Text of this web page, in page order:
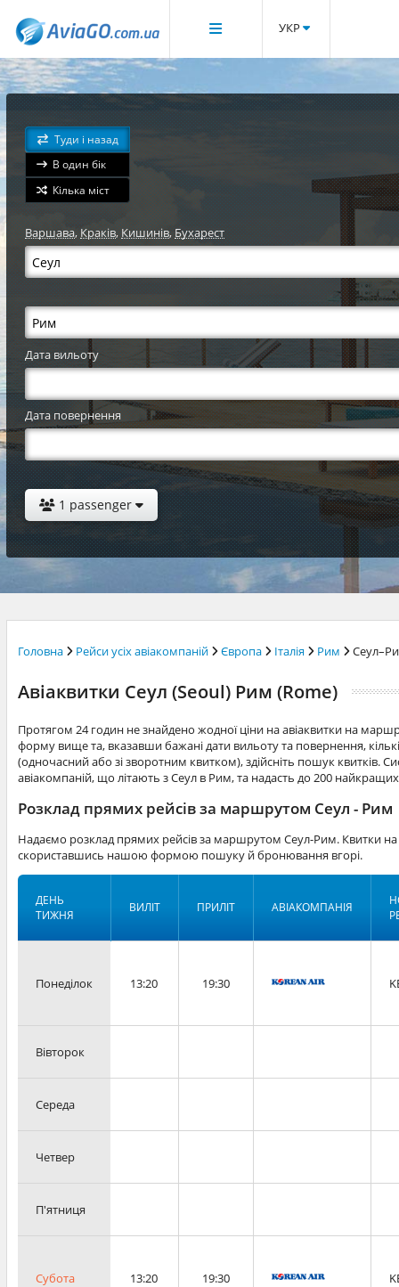
УКР
Туди і назад
В один бік
Кілька міст
Варшава,Краків,Кишинів,Бухарест
Дата вильоту
Дата повернення
1 passenger
Головна Рейси усіх авіакомпаній Європа Італія Рим
Авіаквитки Сеул (Seoul) Рим (Rome)
Протягом 24 годин не знайдено жодної ціни на авіаквитки на
форму вище та, вказавши бажані дати вильоту та повернення,
(одночасний або зі зворотним квитком), здійсніть пошук квитків.
авіакомпаній, що літають з Сеул в Рим, та надасть до 200
Розклад прямих рейсів за маршрутом Сеул - Рим
Надаємо розклад прямих рейсів за маршрутом Сеул-Рим. Квитки
скориставшись нашою формою пошуку й бронювання вгорі.
ДЕНЬ
ТИЖНЯ
ВИЛІТ ПРИЛІТ АВІАКОМПАНІЯ
Понеділок 13:20 19:30
Вівторок
Середа
Четвер
П'ятниця
Субота 13:20 19:30